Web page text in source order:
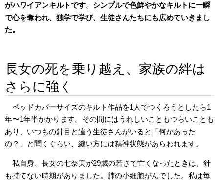
がハワイアンキルトです。シンプルで色鮮やかなキルトに一瞬
で心を奪われ、独学で学び、生徒さんたちにも広めていきまし
た。
長女の死を乗り越え、家族の絆は
さらに強く
ベッドカバーサイズのキルト作品を1人でつくろうとしたら1
年〜1年半かかります。その間にはうれしいこともつらいことも
あり、いつもの針目と違う生徒さんがいると「何かあった
の？」と聞くぐらい、縫い方には精神状態があらわれます。
私自身、長女の七奈美が29歳の若さで亡くなったときは、針
も持てない時期がありました。肺の小細胞がんでした。私は毎